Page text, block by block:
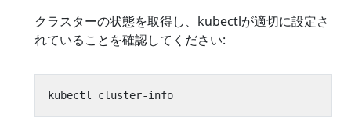
クラスターの状態を取得し、kubectlが適切に設定さ
れていることを確認してください: